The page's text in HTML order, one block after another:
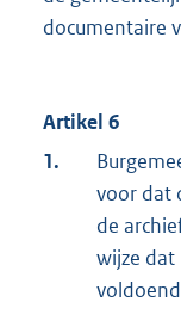
documentaire
Artikel 6
1.
voor dat
de
wijze dat